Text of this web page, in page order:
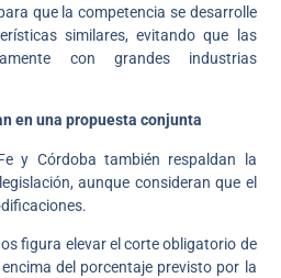
que la competencia se desarrolle
similares, evitando que las
con grandes industrias
en una propuesta conjunta
y Córdoba también respaldan la
aunque consideran que el
figura elevar el corte obligatorio de
del porcentaje previsto por la